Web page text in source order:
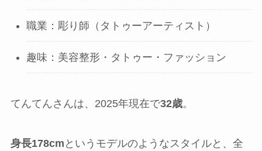
職業：彫り師（タトゥーアーティスト）
趣味：美容整形・タトゥー・ファッション
てんてんさんは、2025年現在で32歳。
身長178cm というモデルのようなスタイルと、全